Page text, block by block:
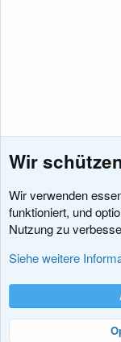
Add-Ons
R
Wir
Wir verwenden
funktioniert, und
Nutzung zu
Siehe weitere